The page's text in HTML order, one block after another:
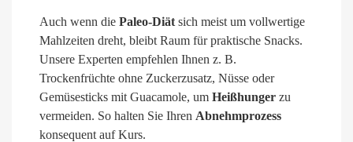
Auch wenn die Paleo-Diät sich meist um vollwertige
Mahlzeiten dreht, bleibt Raum für praktische Snacks.
Unsere Experten empfehlen Ihnen z. B.
Trockenfrüchte ohne Zuckerzusatz, Nüsse oder
Gemüsesticks mit Guacamole, um Heißhunger zu
vermeiden. So halten Sie Ihren Abnehmprozess
konsequent auf Kurs.